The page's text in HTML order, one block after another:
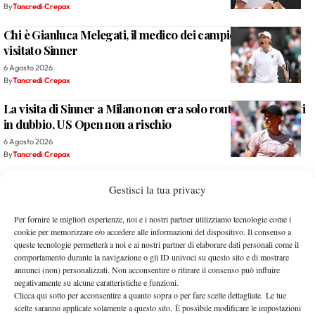
Gestisci la tua privacy
Per fornire le migliori esperienze, noi e i nostri partner utilizziamo tecnologie come i
cookie per memorizzare e/o accedere alle informazioni del dispositivo. Il consenso a
queste tecnologie permetterà a noi e ai nostri partner di elaborare dati personali come il
comportamento durante la navigazione o gli ID univoci su questo sito e di mostrare
annunci (non) personalizzati. Non acconsentire o ritirare il consenso può influire
negativamente su alcune caratteristiche e funzioni.
Clicca qui sotto per acconsentire a quanto sopra o per fare scelte dettagliate. Le tue
scelte saranno applicate solamente a questo sito. È possibile modificare le impostazioni
ByTancredi Crepax
Chi è Gianluca Melegati, il medico dei campioni che ha
visitato Sinner
6 Agosto 2026
ByTancredi Crepax
La visita di Sinner a Milano non era solo routine: Cincinnati
in dubbio, US Open non a rischio
6 Agosto 2026
ByTancredi Crepax
averlo battuto (VIDEO)
6 Agosto 2026
Tancredi Crepax
Niente top 5 negli ultimi 32 di un Masters 1000: prima di
Montreal 2026 era successo solo una volta
6 Agosto 2026
Tancredi Crepax